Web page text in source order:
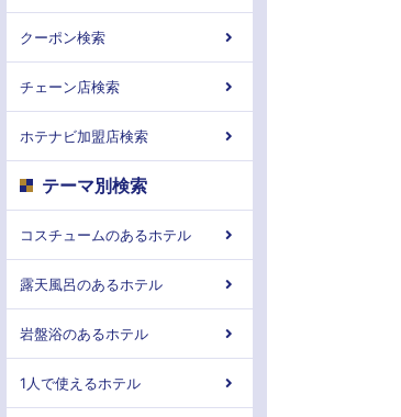
クーポン検索
チェーン店検索
ホテナビ加盟店検索
テーマ別検索
コスチュームのあるホテル
露天風呂のあるホテル
岩盤浴のあるホテル
1人で使えるホテル